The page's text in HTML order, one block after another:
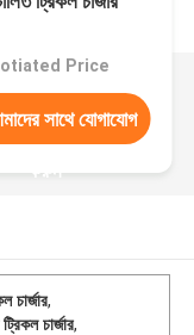
Price
সাথে যোগাযোগ
করুন
চার্জার,
চার্জার,